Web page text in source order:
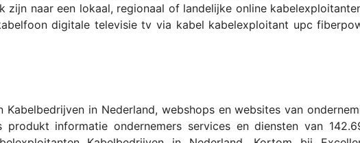
zijn naar een lokaal, regionaal of landelijke online
digitale televisie tv via kabel kabelexploitant upc
Kabelbedrijven in Nederland, webshops en websites van
informatie ondernemers services en diensten van